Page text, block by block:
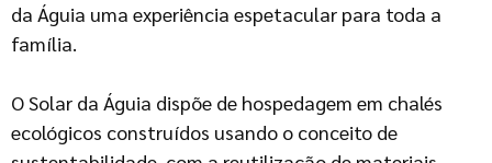
da Águia uma experiência espetacular para toda a
família.
O Solar da Águia dispõe de hospedagem em chalés
ecológicos construídos usando o conceito de